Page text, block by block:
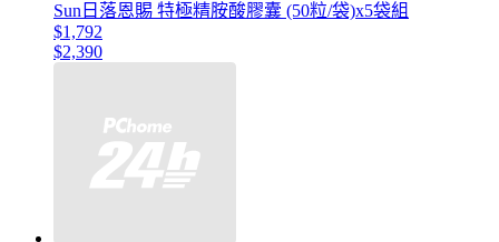
Sun日落恩賜 特極精胺酸膠囊 (50粒/袋)x5袋組
$1,792
$2,390